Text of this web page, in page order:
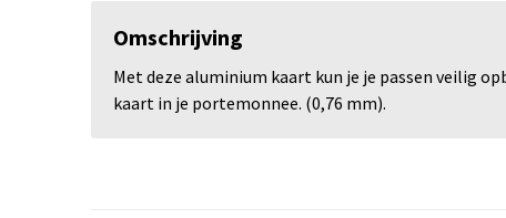
Omschrijving
Met deze aluminium kaart kun je je passen veilig
kaart in je portemonnee. (0,76 mm).